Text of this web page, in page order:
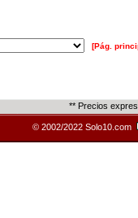
[Pág.
** Precios
© 2002/2022 Solo10.com